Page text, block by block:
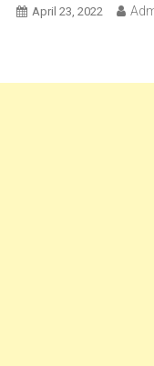
April 23, 2022